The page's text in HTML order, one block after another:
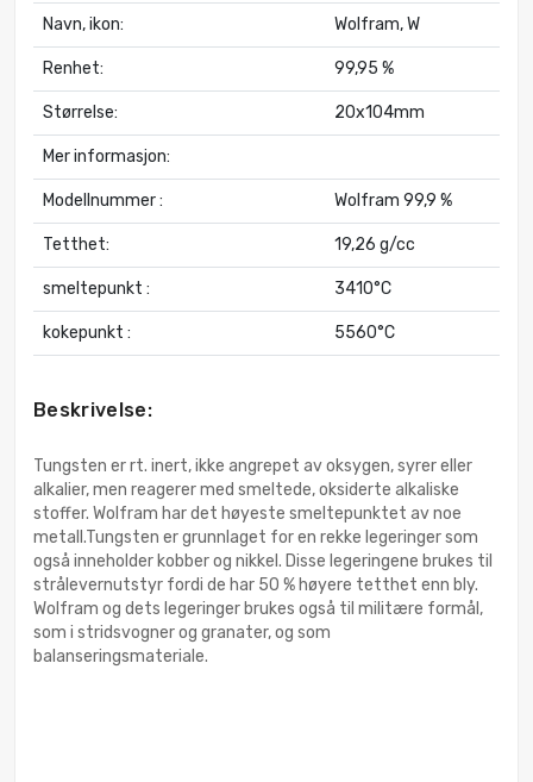
Navn, ikon: Wolfram, W
Renhet: 99,95 %
Størrelse: 20x104mm
Mer informasjon:
Modellnummer : Wolfram 99,9 %
Tetthet: 19,26 g/cc
smeltepunkt : 3410°C
kokepunkt : 5560°C
Beskrivelse:
Tungsten er rt. inert, ikke angrepet av oksygen, syrer eller
alkalier, men reagerer med smeltede, oksiderte alkaliske
stoffer. Wolfram har det høyeste smeltepunktet av noe
metall.Tungsten er grunnlaget for en rekke legeringer som
også inneholder kobber og nikkel. Disse legeringene brukes til
strålevernutstyr fordi de har 50 % høyere tetthet enn bly.
Wolfram og dets legeringer brukes også til militære formål,
som i stridsvogner og granater, og som
balanseringsmateriale.